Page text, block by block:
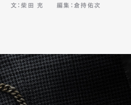
文：柴田 充 編集：倉持佑次